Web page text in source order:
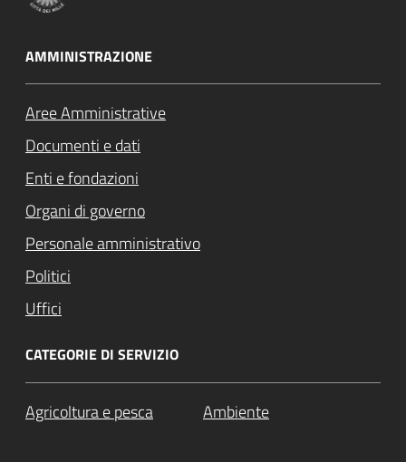
AMMINISTRAZIONE
Aree Amministrative
Documenti e dati
Enti e fondazioni
Organi di governo
Personale amministrativo
Politici
Uffici
CATEGORIE DI SERVIZIO
Agricoltura e pesca Ambiente